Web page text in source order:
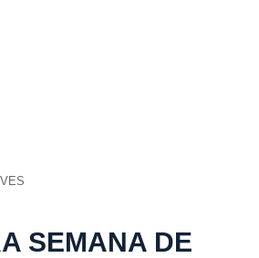
SEMANA DE